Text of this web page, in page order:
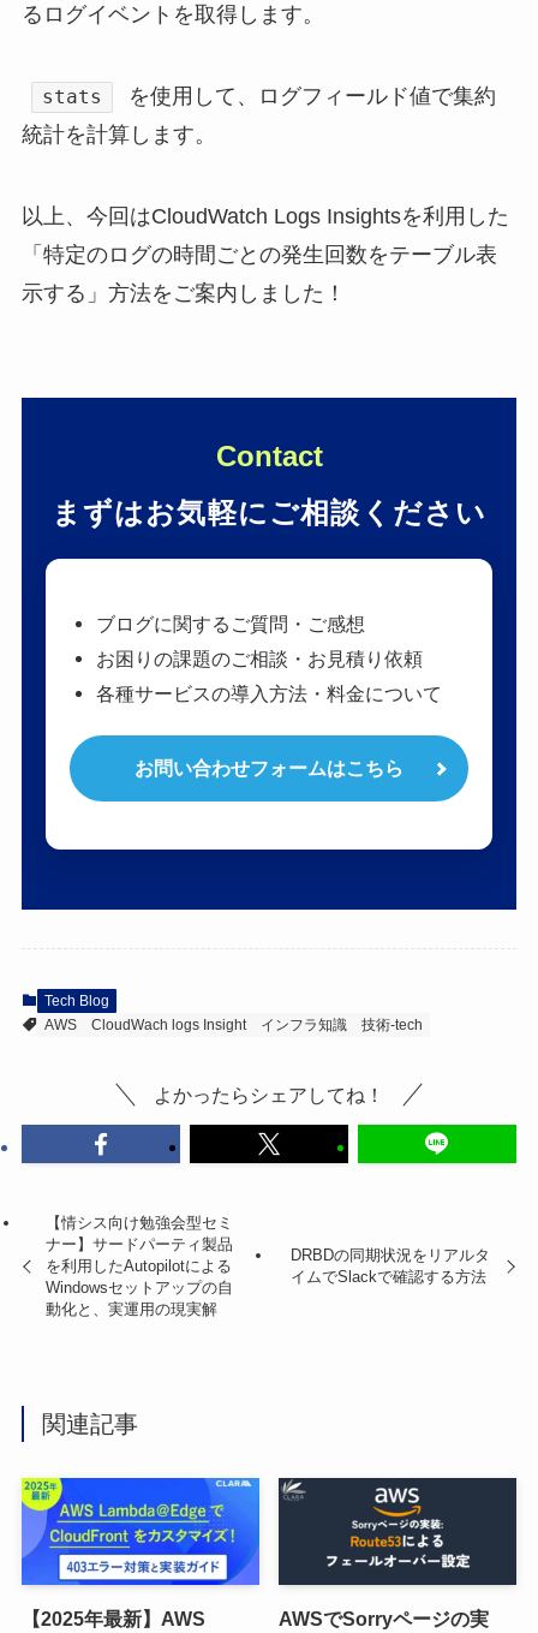
るログイベントを取得します。
stats
を使用して、ログフィールド値で集約
統計を計算します。
以上、今回はCloudWatch Logs Insightsを利用した
「特定のログの時間ごとの発生回数をテーブル表
示する」方法をご案内しました！
Contact
まずはお気軽にご相談ください
ブログに関するご質問・ご感想
お困りの課題のご相談・お見積り依頼
各種サービスの導入方法・料金について
お問い合わせフォームはこちら
Tech Blog
AWS
CloudWach logs Insight インフラ知識 技術-tech
よかったらシェアしてね！
【情シス向け勉強会型セミ
ナー】サードパーティ製品
を利用したAutopilotによる
Windowsセットアップの自
動化と、実運用の現実解
DRBDの同期状況をリアルタ
イムでSlackで確認する方法
関連記事
【2025年最新】AWS AWSでSorryページの実